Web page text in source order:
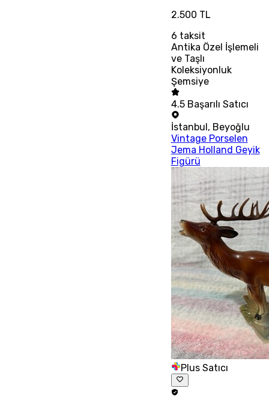
2.500 TL
6 taksit
Antika Özel İşlemeli
ve Taşlı
Koleksiyonluk
Şemsiye
4.5 Başarılı Satıcı
İstanbul, Beyoğlu
Vintage Porselen
Jema Holland Geyik
Figürü
Plus Satıcı